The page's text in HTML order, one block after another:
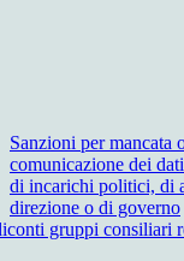
Sanzioni per mancata
comunicazione dei
di incarichi politici, di
direzione o di governo
gruppi consiliari